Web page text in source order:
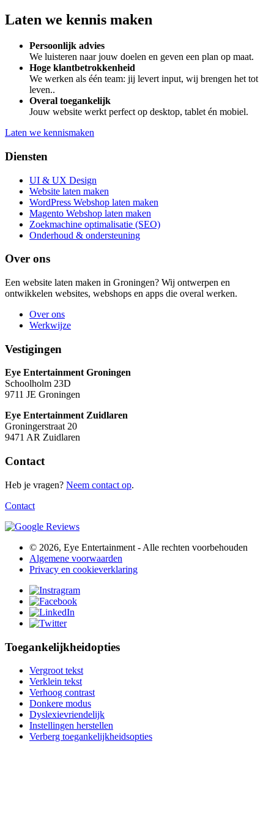
Laten we kennis maken
Persoonlijk advies
We luisteren naar jouw doelen en geven een plan op maat.
Hoge klantbetrokkenheid
We werken als één team: jij levert input, wij brengen het tot
leven..
Overal toegankelijk
Jouw website werkt perfect op desktop, tablet én mobiel.
Laten we kennismaken
Diensten
UI & UX Design
Website laten maken
WordPress Webshop laten maken
Magento Webshop laten maken
Zoekmachine optimalisatie (SEO)
Onderhoud & ondersteuning
Over ons
Een website laten maken in Groningen? Wij ontwerpen en
ontwikkelen websites, webshops en apps die overal werken.
Over ons
Werkwijze
Vestigingen
Eye Entertainment Groningen
Schoolholm 23D
9711 JE Groningen
Eye Entertainment Zuidlaren
Groningerstraat 20
9471 AR Zuidlaren
Contact
Heb je vragen? Neem contact op.
Contact
© 2026, Eye Entertainment - Alle rechten voorbehouden
Algemene voorwaarden
Privacy en cookieverklaring
Toegankelijkheidopties
Vergroot tekst
Verklein tekst
Verhoog contrast
Donkere modus
Dyslexievriendelijk
Instellingen herstellen
Verberg toegankelijkheidsopties